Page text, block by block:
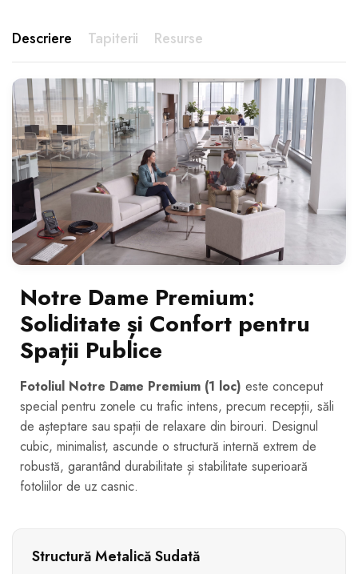
Tapiterii Resurse
Descriere
Notre Dame Premium:
Soliditate și Confort pentru
Spații Publice
Fotoliul Notre Dame Premium (1 loc) este conceput
special pentru zonele cu trafic intens, precum recepții, săli
de așteptare sau spații de relaxare din birouri. Designul
cubic, minimalist, ascunde o structură internă extrem de
robustă, garantând durabilitate și stabilitate superioară
fotoliilor de uz casnic.
Structură Metalică Sudată